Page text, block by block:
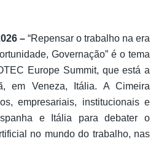
– “Repensar o trabalho na era
Governação” é o tema
Europe Summit, que está a
em Veneza, Itália. A Cimeira
empresariais, institucionais e
e Itália para debater o
no mundo do trabalho, nas